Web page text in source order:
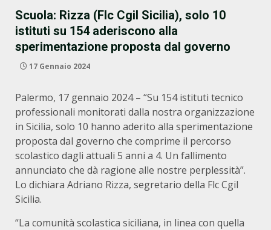
Scuola: Rizza (Flc Cgil Sicilia), solo 10
istituti su 154 aderiscono alla
sperimentazione proposta dal governo
17 Gennaio 2024
Palermo, 17 gennaio 2024 – “Su 154 istituti tecnico
professionali monitorati dalla nostra organizzazione
in Sicilia, solo 10 hanno aderito alla sperimentazione
proposta dal governo che comprime il percorso
scolastico dagli attuali 5 anni a 4. Un fallimento
annunciato che dà ragione alle nostre perplessità”.
Lo dichiara Adriano Rizza, segretario della Flc Cgil
Sicilia.
“La comunità scolastica siciliana, in linea con quella